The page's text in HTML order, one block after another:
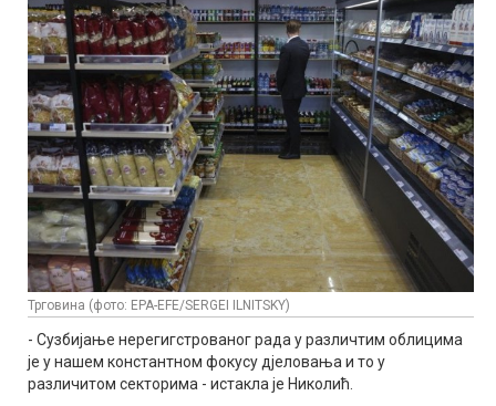
Трговина (фото: EPA-EFE/SERGEI ILNITSKY)
- Сузбијање нерегигстрованог рада у различтим облицима
је у нашем константном фокусу дјеловања и то у
различитом секторима - истакла је Николић.